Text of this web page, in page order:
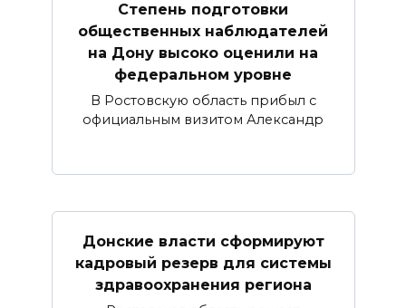
Степень подготовки
общественных наблюдателей
на Дону высоко оценили на
федеральном уровне
В Ростовскую область прибыл с
официальным визитом Александр
Донские власти сформируют
кадровый резерв для системы
здравоохранения региона